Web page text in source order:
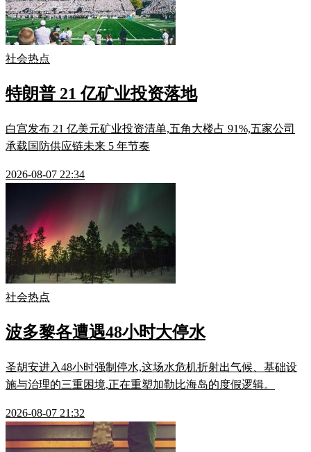
社会热点
特朗普 21 亿矿业投资落地
白宫发布 21 亿美元矿业投资清单,五角大楼占 91%,五家公司
承载国防供应链未来 5 年节奏
2026-08-07 22:34
社会热点
波多黎各遭遇48小时大停水
圣胡安进入48小时强制停水,这场水危机折射出气候、基础设
施与治理的三重困境,正在重塑加勒比海岛的度假逻辑。
2026-08-07 21:32